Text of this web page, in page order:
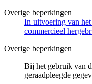
Overige beperkingen
In uitvoering van
commercieel
Overige beperkingen
Bij het gebruik van
geraadpleegde